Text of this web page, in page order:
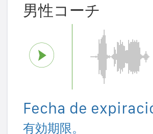
男性コーチ
Fecha de
有効期限。